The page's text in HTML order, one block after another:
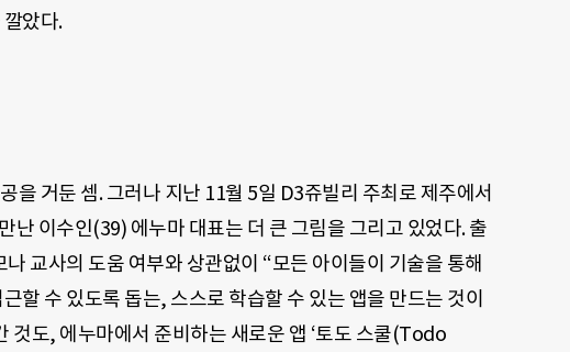
았다.
을 거둔 셈. 그러나 지난 11월 5일 D3쥬빌리 주최로 제주에서
난 이수인(39) 에누마 대표는 더 큰 그림을 그리고 있었다.출
나 교사의 도움 여부와 상관없이 “모든 아이들이 기술을 통해
할 수 있도록 돕는, 스스로 학습할 수 있는 앱을 만드는 것이
것도, 에누마에서 준비하는 새로운 앱 ‘토도 스쿨(Todo